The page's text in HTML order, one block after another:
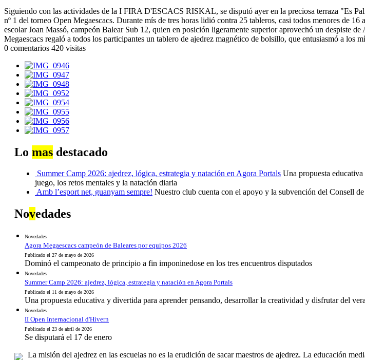
Siguiendo con las actividades de la I FIRA D'ESCACS RISKAL, se disputó ayer en la preciosa terraza "Es
nº 1 del torneo Open Megaescacs. Durante mís de tres horas lidió contra 25 tableros, casi todos menores de
escolar Joan Massó, campeón Balear Sub 12, quien en posición ligeramente superior aprovechó un despiste
Megaescacs regaló a todos los participantes un tablero de ajedrez magnético de bolsillo, que entusiasmó a los
0 comentarios 420 visitas
Lo mas destacado
Summer Camp 2026: ajedrez, lógica, estrategia y natación en Agora Portals Una propuesta
juego, los retos mentales y la natación diaria
Amb l’esport net, guanyam sempre! Nuestro club cuenta con el apoyo y la subvención del Consell
Novedades
Novedades
Agora Megaescacs campeón de Baleares por equipos 2026
Publicado el 27 de mayo de 2026
Dominó el campeonato de principio a fin imponinedose en los tres encuentros disputados
Novedades
Summer Camp 2026: ajedrez, lógica, estrategia y natación en Agora Portals
Publicado el 11 de mayo de 2026
Una propuesta educativa y divertida para aprender pensando, desarrollar la creatividad y disfrutar del
Novedades
II Open Internacional d'Hivern
Publicado el 23 de abril de 2026
Se disputará el 17 de enero
La misión del ajedrez en las escuelas no es la erudición de sacar maestros de ajedrez. La educación